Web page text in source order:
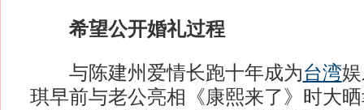
希望公开婚礼过程
与陈建州爱情长跑十年成为台湾
琪早前与老公亮相《康熙来了》时大